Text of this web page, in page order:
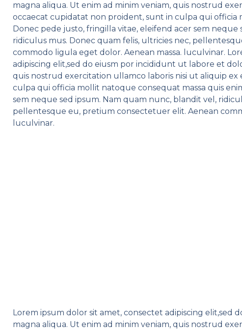
magna aliqua. Ut enim ad minim veniam, quis nostrud
occaecat cupidatat non proident, sunt in culpa qui officia
Donec pede justo, fringilla vitae, eleifend acer sem
ridiculus mus. Donec quam felis, ultricies nec,
commodo ligula eget dolor. Aenean massa. luculvinar.
adipiscing elit,sed do eiusm por incididunt ut labore et
quis nostrud exercitation ullamco laboris nisi ut aliquip
culpa qui officia mollit natoque consequat massa quis
sem neque sed ipsum. Nam quam nunc, blandit vel,
pellentesque eu, pretium consectetuer elit. Aenean
luculvinar.
Lorem ipsum dolor sit amet, consectet adipiscing
magna aliqua. Ut enim ad minim veniam, quis nostrud